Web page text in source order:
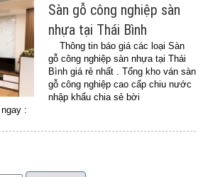
Sàn gỗ công nghiệp sàn
nhựa tại Thái Bình
Thông tin báo giá các loại Sàn
gỗ công nghiệp sàn nhựa tại Thái
Bình giá rẻ nhất . Tổng kho ván sàn
gỗ công nghiệp cao cấp chiu nước
nhập khẩu chia sẻ bời
: